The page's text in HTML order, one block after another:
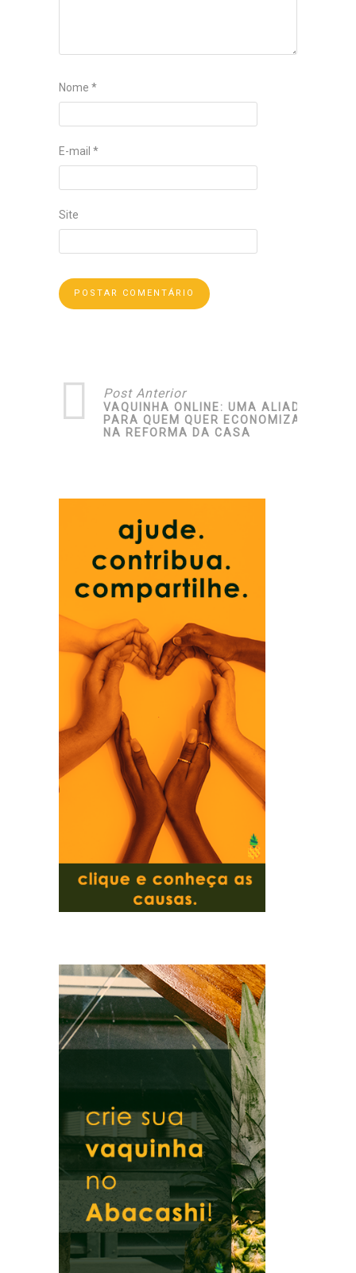
Nome *
E-mail *
Site
Post Anterior
VAQUINHA ONLINE: UMA ALIADA
PARA QUEM QUER ECONOMIZAR
NA REFORMA DA CASA